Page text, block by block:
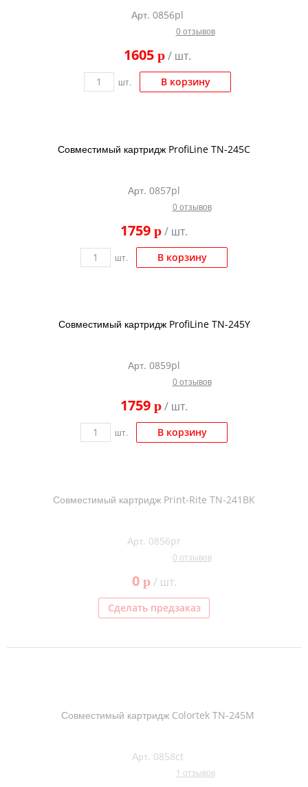
Арт. 0856pl
0 отзывов
1605 p/ шт.
шт. В корзину
Совместимый картридж ProfiLine TN-245C
Арт. 0857pl
0 отзывов
1759 p/ шт.
шт. В корзину
Совместимый картридж ProfiLine TN-245Y
Арт. 0859pl
0 отзывов
1759 p/ шт.
шт. В корзину
Совместимый картридж Print-Rite TN-241BK
Арт. 0856pr
0 отзывов
0 p/ шт.
Сделать предзаказ
Совместимый картридж Colortek TN-245M
Арт. 0858ct
1 отзывов